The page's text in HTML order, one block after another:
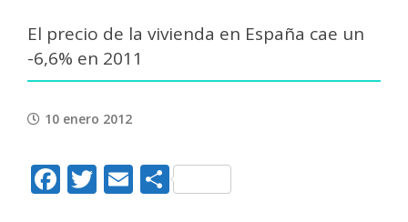
El precio de la vivienda en España cae un
-6,6% en 2011
10 enero 2012
Facebook
Twitter
EmailCompartir